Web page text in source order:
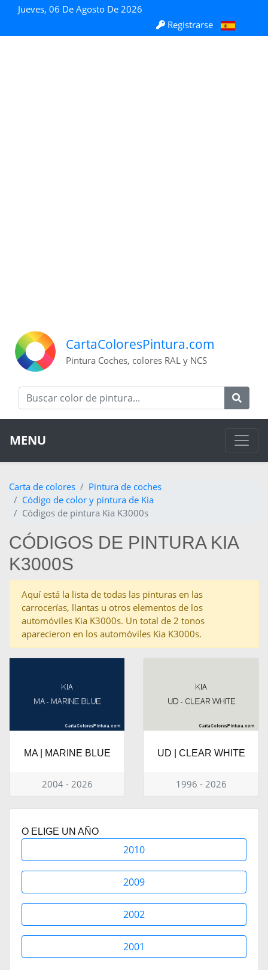
Jueves, 06 De Agosto De 2026
Registrarse
CartaColoresPintura.com
Pintura Coches, colores RAL y NCS
MENU
Carta de colores
Pintura de coches
Código de color y pintura de Kia
Códigos de pintura Kia K3000s
CÓDIGOS DE PINTURA KIA
K3000S
Aquí está la lista de todas las pinturas en las
carrocerías, llantas u otros elementos de los
automóviles Kia K3000s. Un total de 2 tonos
aparecieron en los automóviles Kia K3000s.
MA | MARINE BLUE
2004 - 2026
UD | CLEAR WHITE
1996 - 2026
O ELIGE UN AÑO
2010
2009
2002
2001